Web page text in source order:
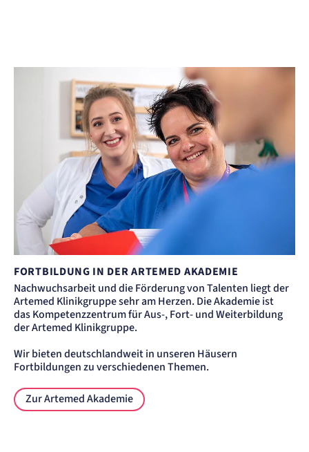
FORTBILDUNG IN DER ARTEMED AKADEMIE
Nachwuchsarbeit und die Förderung von Talenten liegt der
Artemed Klinikgruppe sehr am Herzen. Die Akademie ist
das Kompetenzzentrum für Aus-, Fort- und Weiterbildung
der Artemed Klinikgruppe.
Wir bieten deutschlandweit in unseren Häusern
Fortbildungen zu verschiedenen Themen.
Zur Artemed Akademie